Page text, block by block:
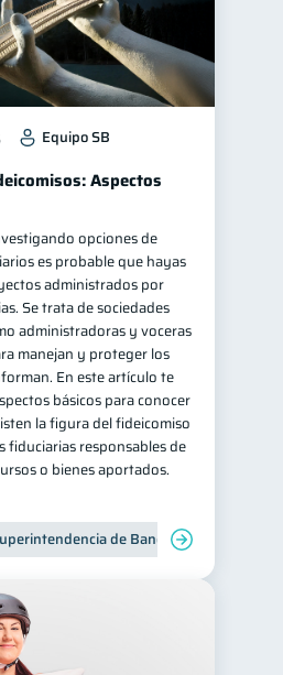
Equipo SB
Aspectos
opciones de
es probable que hayas
administrados por
Se trata de sociedades
administradoras y voceras
manejan y proteger los
En este artículo te
básicos para conocer
la figura del fideicomiso
fiduciarias responsables de
o bienes aportados.
de Bancos